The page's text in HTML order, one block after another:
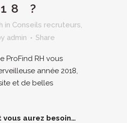
?
in Conseils recruteurs,
admin Share
ProFind RH vous
année 2018,
et de belles
vous aurez besoin…